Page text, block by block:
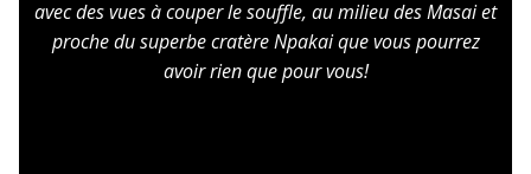
avec des vues à couper le souffle, au milieu des Masai et
proche du superbe cratère Npakai que vous pourrez
avoir rien que pour vous!